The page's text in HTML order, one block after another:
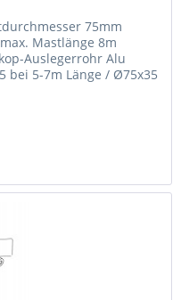
75mm
Mastlänge 8m
Auslegerrohr Alu
bei 5-7m Länge / Ø75x35